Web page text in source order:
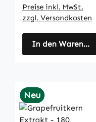
Preise inkl. MwSt.
zzgl. Versandkosten
In den Warenkorb
Neu